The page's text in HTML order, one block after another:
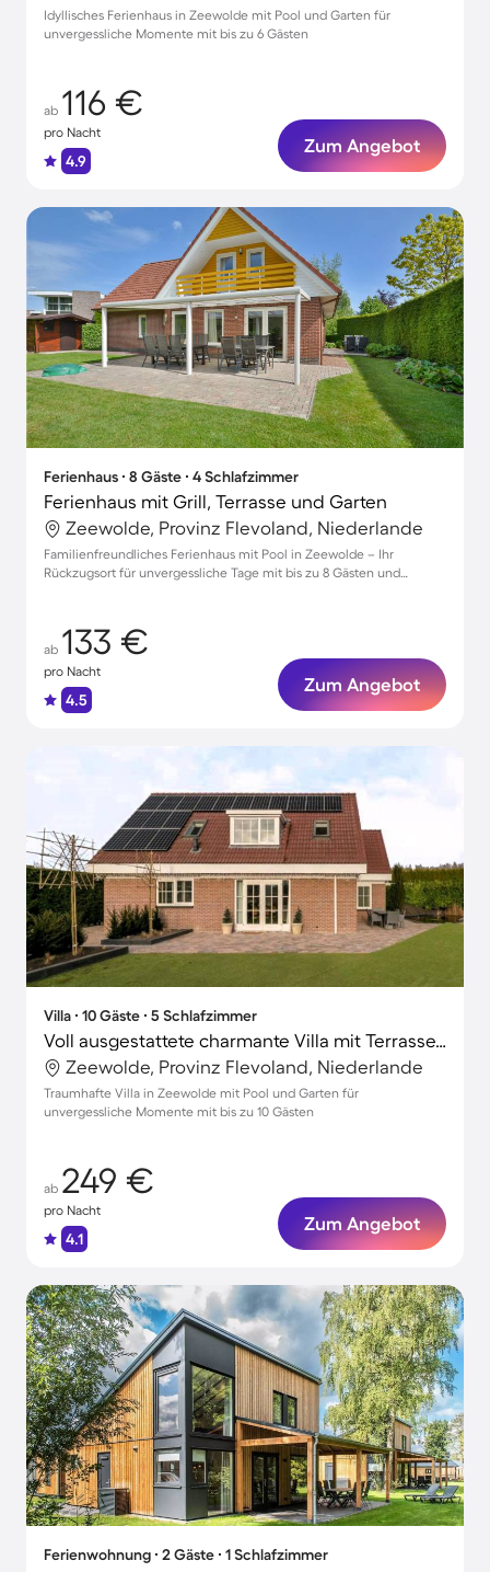
Idyllisches Ferienhaus in Zeewolde mit Pool und Garten für
unvergessliche Momente mit bis zu 6 Gästen
ab 116 €
pro Nacht
4.9
Zum Angebot
Ferienhaus ∙ 8 Gäste ∙ 4 Schlafzimmer
Ferienhaus mit Grill, Terrasse und Garten
Zeewolde, Provinz Flevoland, Niederlande
Familienfreundliches Ferienhaus mit Pool in Zeewolde – Ihr
Rückzugsort für unvergessliche Tage mit bis zu 8 Gästen und
ab 133 €
pro Nacht
4.5
Zum Angebot
Villa ∙ 10 Gäste ∙ 5 Schlafzimmer
Voll ausgestattete charmante Villa mit Terrasse, Garten und Pool
Zeewolde, Provinz Flevoland, Niederlande
Traumhafte Villa in Zeewolde mit Pool und Garten für
unvergessliche Momente mit bis zu 10 Gästen
ab 249 €
pro Nacht
4.1
Zum Angebot
Ferienwohnung ∙ 2 Gäste ∙ 1 Schlafzimmer